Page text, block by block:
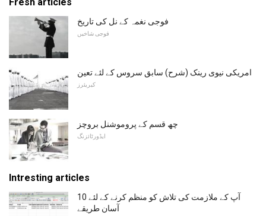
فوجی نغمہ کے نل کی تاریخ
فوجی شاخیں
امریکی نیوی رینک (شرح) سابق سروس کے لئے تعین
کیریئرز
چھ قسم کے پروموشنل بروچز
ایڈورٹائزنگ
Intresting articles
آپ کے ملازمت کی تلاش کو منظم کرنے کے لئے 10
آسان طریقے